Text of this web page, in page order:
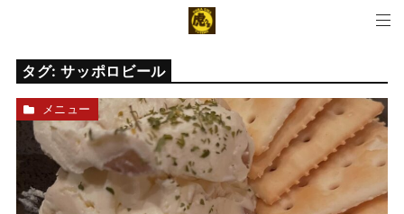
タグ:サッポロビール
メニュー